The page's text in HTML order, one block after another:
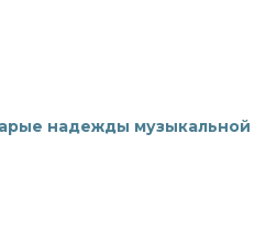
надежды музыкальной